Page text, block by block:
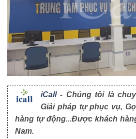
iCall- Chúng tôi là
Giải pháp tự phục vụ,
hàng tự động...Được khách
Nam.